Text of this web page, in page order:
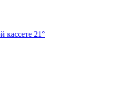
кассете 21°